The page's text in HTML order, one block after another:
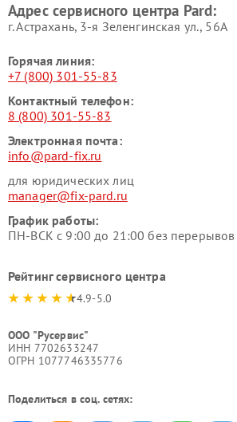
Адрес сервисного центра Pard:
г. Астрахань, 3-я Зеленгинская ул., 56А
Горячая линия:
+7 (800) 301-55-83
Контактный телефон:
8 (800) 301-55-83
Электронная почта:
info@pard-fix.ru
для юридических лиц
manager@fix-pard.ru
График работы:
ПН-ВСК с 9:00 до 21:00 без
Рейтинг сервисного центра
4.9-5.0
ООО "Русервис"
ИНН 7702633247
ОГРН 1077746335776
Поделиться в соц. сетях: